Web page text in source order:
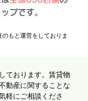
もと運営をしておりま
ております。賃貸物
動産に関することな
軽にご相談くださ